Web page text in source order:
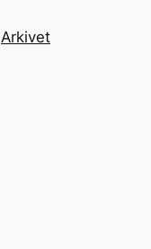
Arkivet